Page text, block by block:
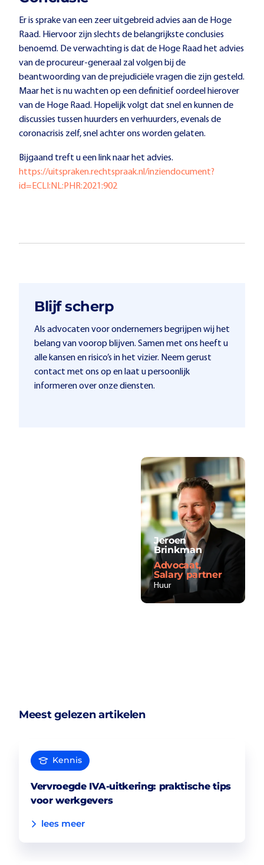
Er is sprake van een zeer uitgebreid advies aan de Hoge
Raad. Hiervoor zijn slechts de belangrijkste conclusies
benoemd. De verwachting is dat de Hoge Raad het advies
van de procureur-generaal zal volgen bij de
beantwoording van de prejudiciële vragen die zijn gesteld.
Maar het is nu wachten op een definitief oordeel hierover
van de Hoge Raad. Hopelijk volgt dat snel en kunnen de
discussies tussen huurders en verhuurders, evenals de
coronacrisis zelf, snel achter ons worden gelaten.
Bijgaand treft u een link naar het advies.
https://uitspraken.rechtspraak.nl/inziendocument?
id=ECLI:NL:PHR:2021:902
Blijf scherp
Als advocaten voor ondernemers begrijpen wij het
belang van voorop blijven. Samen met ons heeft u
alle kansen en risico’s in het vizier. Neem gerust
contact met ons op en laat u persoonlijk
informeren over onze diensten.
Jeroen
Brinkman
Advocaat,
Salary partner
Huur
Meest gelezen artikelen
Kennis
Vervroegde IVA-uitkering: praktische tips
voor werkgevers
lees meer